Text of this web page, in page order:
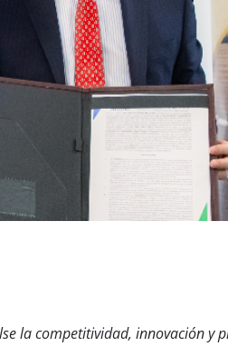
la competitividad, innovación y